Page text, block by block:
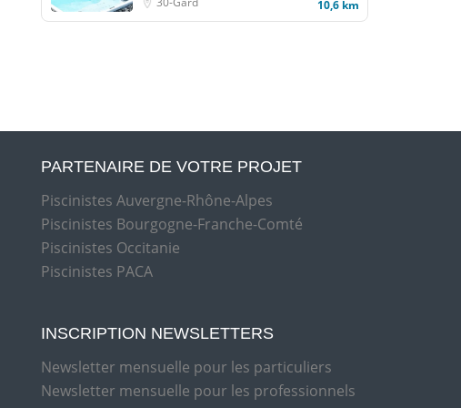
10,6 km
PARTENAIRE DE VOTRE PROJET
Piscinistes Auvergne-Rhône-Alpes
Piscinistes Bourgogne-Franche-Comté
Piscinistes Occitanie
Piscinistes PACA
INSCRIPTION NEWSLETTERS
Newsletter mensuelle pour les particuliers
Newsletter mensuelle pour les professionnels